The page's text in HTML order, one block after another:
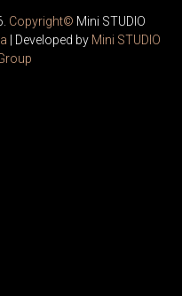
Copyright© Mini STUDIO
| Developed by Mini STUDIO